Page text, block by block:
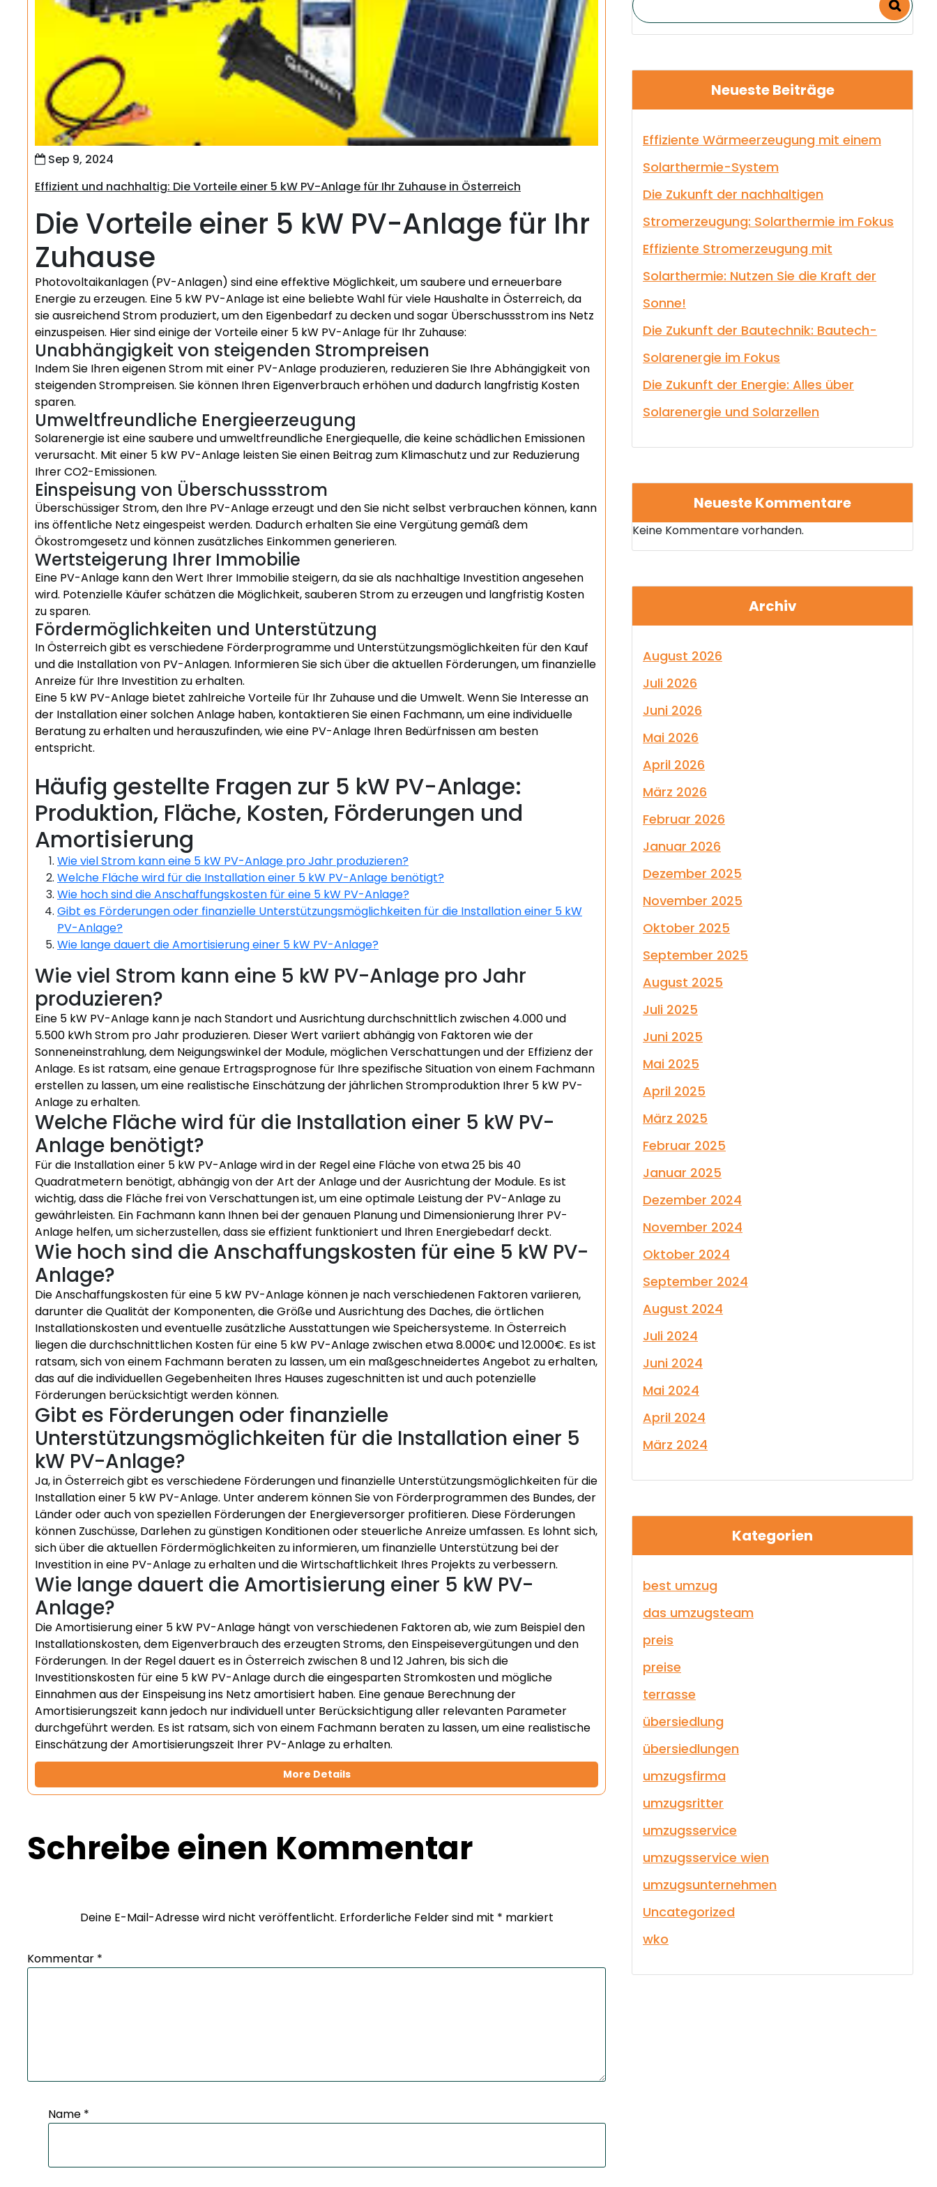
Sep 9, 2024
Effizient und nachhaltig: Die Vorteile einer 5 kW PV-Anlage für Ihr Zuhause in Österreich
Die Vorteile einer 5 kW PV-Anlage für Ihr
Zuhause
Photovoltaikanlagen (PV-Anlagen) sind eine effektive Möglichkeit, um saubere und erneuerbare
Energie zu erzeugen. Eine 5 kW PV-Anlage ist eine beliebte Wahl für viele Haushalte in Österreich, da
sie ausreichend Strom produziert, um den Eigenbedarf zu decken und sogar Überschussstrom ins Netz
einzuspeisen. Hier sind einige der Vorteile einer 5 kW PV-Anlage für Ihr Zuhause:
Unabhängigkeit von steigenden Strompreisen
Indem Sie Ihren eigenen Strom mit einer PV-Anlage produzieren, reduzieren Sie Ihre Abhängigkeit von
steigenden Strompreisen. Sie können Ihren Eigenverbrauch erhöhen und dadurch langfristig Kosten
sparen.
Umweltfreundliche Energieerzeugung
Solarenergie ist eine saubere und umweltfreundliche Energiequelle, die keine schädlichen Emissionen
verursacht. Mit einer 5 kW PV-Anlage leisten Sie einen Beitrag zum Klimaschutz und zur Reduzierung
Ihrer CO2-Emissionen.
Einspeisung von Überschussstrom
Überschüssiger Strom, den Ihre PV-Anlage erzeugt und den Sie nicht selbst verbrauchen können, kann
ins öffentliche Netz eingespeist werden. Dadurch erhalten Sie eine Vergütung gemäß dem
Ökostromgesetz und können zusätzliches Einkommen generieren.
Wertsteigerung Ihrer Immobilie
Eine PV-Anlage kann den Wert Ihrer Immobilie steigern, da sie als nachhaltige Investition angesehen
wird. Potenzielle Käufer schätzen die Möglichkeit, sauberen Strom zu erzeugen und langfristig Kosten
zu sparen.
Fördermöglichkeiten und Unterstützung
In Österreich gibt es verschiedene Förderprogramme und Unterstützungsmöglichkeiten für den Kauf
und die Installation von PV-Anlagen. Informieren Sie sich über die aktuellen Förderungen, um finanzielle
Anreize für Ihre Investition zu erhalten.
Eine 5 kW PV-Anlage bietet zahlreiche Vorteile für Ihr Zuhause und die Umwelt. Wenn Sie Interesse an
der Installation einer solchen Anlage haben, kontaktieren Sie einen Fachmann, um eine individuelle
Beratung zu erhalten und herauszufinden, wie eine PV-Anlage Ihren Bedürfnissen am besten
entspricht.
Häufig gestellte Fragen zur 5 kW PV-Anlage:
Produktion, Fläche, Kosten, Förderungen und
Amortisierung
Wie viel Strom kann eine 5 kW PV-Anlage pro Jahr produzieren?
Welche Fläche wird für die Installation einer 5 kW PV-Anlage benötigt?
Wie hoch sind die Anschaffungskosten für eine 5 kW PV-Anlage?
Gibt es Förderungen oder finanzielle Unterstützungsmöglichkeiten für die Installation einer 5 kW
PV-Anlage?
Wie lange dauert die Amortisierung einer 5 kW PV-Anlage?
Wie viel Strom kann eine 5 kW PV-Anlage pro Jahr
produzieren?
Eine 5 kW PV-Anlage kann je nach Standort und Ausrichtung durchschnittlich zwischen 4.000 und
5.500 kWh Strom pro Jahr produzieren. Dieser Wert variiert abhängig von Faktoren wie der
Sonneneinstrahlung, dem Neigungswinkel der Module, möglichen Verschattungen und der Effizienz der
Anlage. Es ist ratsam, eine genaue Ertragsprognose für Ihre spezifische Situation von einem Fachmann
erstellen zu lassen, um eine realistische Einschätzung der jährlichen Stromproduktion Ihrer 5 kW PV-
Anlage zu erhalten.
Welche Fläche wird für die Installation einer 5 kW PV-
Anlage benötigt?
Für die Installation einer 5 kW PV-Anlage wird in der Regel eine Fläche von etwa 25 bis 40
Quadratmetern benötigt, abhängig von der Art der Anlage und der Ausrichtung der Module. Es ist
wichtig, dass die Fläche frei von Verschattungen ist, um eine optimale Leistung der PV-Anlage zu
gewährleisten. Ein Fachmann kann Ihnen bei der genauen Planung und Dimensionierung Ihrer PV-
Anlage helfen, um sicherzustellen, dass sie effizient funktioniert und Ihren Energiebedarf deckt.
Wie hoch sind die Anschaffungskosten für eine 5 kW PV-
Anlage?
Die Anschaffungskosten für eine 5 kW PV-Anlage können je nach verschiedenen Faktoren variieren,
darunter die Qualität der Komponenten, die Größe und Ausrichtung des Daches, die örtlichen
Installationskosten und eventuelle zusätzliche Ausstattungen wie Speichersysteme. In Österreich
liegen die durchschnittlichen Kosten für eine 5 kW PV-Anlage zwischen etwa 8.000€ und 12.000€. Es ist
ratsam, sich von einem Fachmann beraten zu lassen, um ein maßgeschneidertes Angebot zu erhalten,
das auf die individuellen Gegebenheiten Ihres Hauses zugeschnitten ist und auch potenzielle
Förderungen berücksichtigt werden können.
Gibt es Förderungen oder finanzielle
Unterstützungsmöglichkeiten für die Installation einer 5
kW PV-Anlage?
Ja, in Österreich gibt es verschiedene Förderungen und finanzielle Unterstützungsmöglichkeiten für die
Installation einer 5 kW PV-Anlage. Unter anderem können Sie von Förderprogrammen des Bundes, der
Länder oder auch von speziellen Förderungen der Energieversorger profitieren. Diese Förderungen
können Zuschüsse, Darlehen zu günstigen Konditionen oder steuerliche Anreize umfassen. Es lohnt sich,
sich über die aktuellen Fördermöglichkeiten zu informieren, um finanzielle Unterstützung bei der
Investition in eine PV-Anlage zu erhalten und die Wirtschaftlichkeit Ihres Projekts zu verbessern.
Wie lange dauert die Amortisierung einer 5 kW PV-
Anlage?
Die Amortisierung einer 5 kW PV-Anlage hängt von verschiedenen Faktoren ab, wie zum Beispiel den
Installationskosten, dem Eigenverbrauch des erzeugten Stroms, den Einspeisevergütungen und den
Förderungen. In der Regel dauert es in Österreich zwischen 8 und 12 Jahren, bis sich die
Investitionskosten für eine 5 kW PV-Anlage durch die eingesparten Stromkosten und mögliche
Einnahmen aus der Einspeisung ins Netz amortisiert haben. Eine genaue Berechnung der
Amortisierungszeit kann jedoch nur individuell unter Berücksichtigung aller relevanten Parameter
durchgeführt werden. Es ist ratsam, sich von einem Fachmann beraten zu lassen, um eine realistische
Einschätzung der Amortisierungszeit Ihrer PV-Anlage zu erhalten.
More Details
Schreibe einen Kommentar
Deine E-Mail-Adresse wird nicht veröffentlicht. Erforderliche Felder sind mit * markiert
Kommentar *
Name *
Suchen
Neueste Beiträge
Effiziente Wärmeerzeugung mit einem
Solarthermie-System
Die Zukunft der nachhaltigen
Stromerzeugung: Solarthermie im Fokus
Effiziente Stromerzeugung mit
Solarthermie: Nutzen Sie die Kraft der
Sonne!
Die Zukunft der Bautechnik: Bautech-
Solarenergie im Fokus
Die Zukunft der Energie: Alles über
Solarenergie und Solarzellen
Neueste Kommentare
Keine Kommentare vorhanden.
Archiv
August 2026
Juli 2026
Juni 2026
Mai 2026
April 2026
März 2026
Februar 2026
Januar 2026
Dezember 2025
November 2025
Oktober 2025
September 2025
August 2025
Juli 2025
Juni 2025
Mai 2025
April 2025
März 2025
Februar 2025
Januar 2025
Dezember 2024
November 2024
Oktober 2024
September 2024
August 2024
Juli 2024
Juni 2024
Mai 2024
April 2024
März 2024
Kategorien
best umzug
das umzugsteam
preis
preise
terrasse
übersiedlung
übersiedlungen
umzugsfirma
umzugsritter
umzugsservice
umzugsservice wien
umzugsunternehmen
Uncategorized
wko